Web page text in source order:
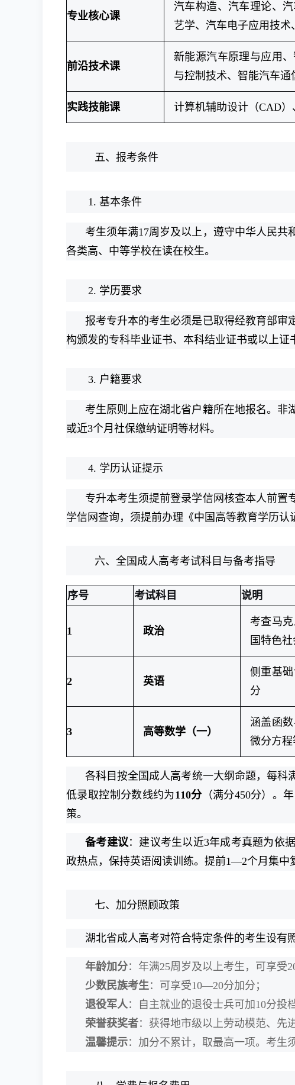
专业核心课
汽车构造、汽车理论、
艺学、汽车电子应用技
前沿技术课
新能源汽车原理与应用
与控制技术、智能汽车通
实践技能课 计算机辅助设计（CAD
五、报考条件
1. 基本条件
考生须年满17周岁及以上，遵守中华人民
各类高、中等学校在读在校生。
2. 学历要求
报考专升本的考生必须是已取得经教育部审
构颁发的专科毕业证书、本科结业证书或以上证
3. 户籍要求
考生原则上应在湖北省户籍所在地报名。非
或近3个月社保缴纳证明等材料。
4. 学历认证提示
专升本考生须提前登录学信网核查本人前
学信网查询，须提前办理《中国高等教育学历认
六、全国成人高考考试科目与备考指导
序号 考试科目 说明
1 政治
考查马
国特色
2 英语
侧重基
分
3 高等数学（一）
涵盖函
微分方
各科目按全国成人高考统一大纲命题，每科
低录取控制分数线约为110分 （满分450分）。
策。
备考建议：建议考生以近3年成考真题为依
政热点，保持英语阅读训练。提前1—2个月集中
七、加分照顾政策
湖北省成人高考对符合特定条件的考生设有
年龄加分：年满25周岁及以上考生，可享受
少数民族考生：可享受10—20分加分；
退役军人：自主就业的退役士兵可加10分投档
荣誉获奖者：获得地市级以上劳动模范、先
温馨提示：加分不累计，取最高一项。考生